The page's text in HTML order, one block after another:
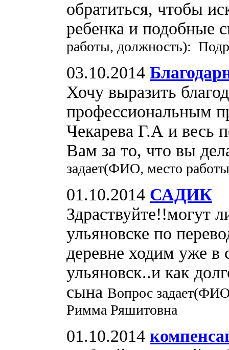
обратиться, чтобы
ребенка и подобные
работы, должность):
03.10.2014
Хочу выразить
профессиональным
Чекарева Г.А и весь
Вам за то, что вы
задает(ФИО, место
01.10.2014 САДИК
Здраствуйте!!могут
ульяновске по
деревне ходим уже в
ульяновск..и как
сына Вопрос
Римма Ряшитовна
01.10.2014